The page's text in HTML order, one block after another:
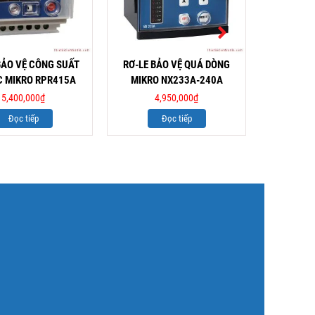
VỆ CÔNG SUẤT
MIKRO RPR415A
5,400,000₫
Đọc tiếp
RƠ-LE BẢO VỆ QUÁ DÒNG
MIKRO NX233A-240A
4,950,000₫
Đọc tiếp